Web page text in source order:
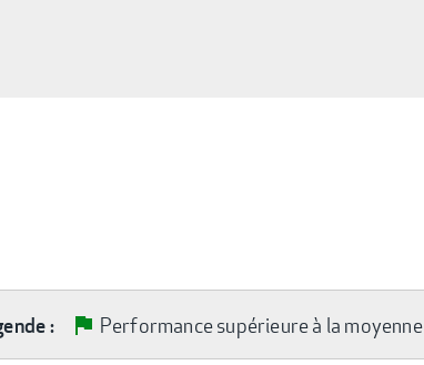
: Performance supérieure à la moyenne